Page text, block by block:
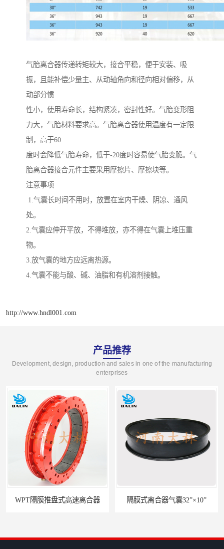
气胎离合器传递转矩较大，接合平稳，便于安装、吸
振，且能补偿少量主、从动轴角向和径向相对偏移，从
动部分惯
性小，使用寿命长，结构紧凑，密封性好。气胎变形阻
力大，气胎材料要求高。气胎离合器使用温度有一定限
制，高于60
度时会降低气胎寿命，低于-20度时容易使气胎变脆。气
胎离合器接合元件主要采用摩擦片、摩擦块等。
注意事项
1.气囊长时间不用时，放置在室内干燥、阴凉、通风
处。
2.气囊应伸开平放，不得堆放，亦不得在气囊上堆压重
物。
3.放气囊的地方应远离热源。
4.气囊不能与酸、碱、油脂和有机溶剂接触。
http://www.hndl001.com
产品推荐
Development, design, production and sales in one of the manufacturing
enterprises
隔膜式离合器气囊32”×10” 气动冲床离合器KB0100